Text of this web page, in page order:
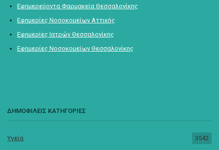
Εφημερεύοντα Φαρμακεία Θεσσαλονίκης
Εφημερίες Νοσοκομείων Αττικής
Εφημερίες Ιατρών Θεσσαλονίκης
Εφημερίες Νοσοκομείων Θεσσαλονίκης
ΔΗΜΟΦΙΛΕΙΣ ΚΑΤΗΓΟΡΙΕΣ
Υγεία 3542